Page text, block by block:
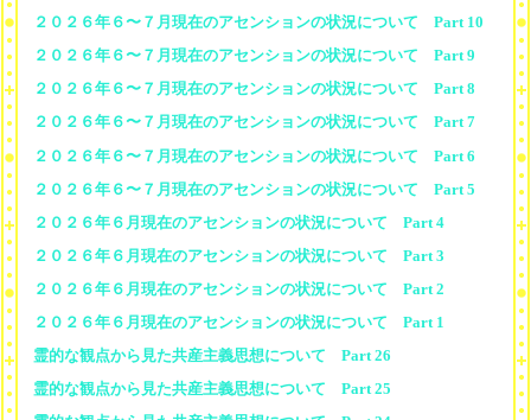
２０２６年６〜７月現在のアセンションの状況について Part 10
２０２６年６〜７月現在のアセンションの状況について Part 9
２０２６年６〜７月現在のアセンションの状況について Part 8
２０２６年６〜７月現在のアセンションの状況について Part 7
２０２６年６〜７月現在のアセンションの状況について Part 6
２０２６年６〜７月現在のアセンションの状況について Part 5
２０２６年６月現在のアセンションの状況について Part 4
２０２６年６月現在のアセンションの状況について Part 3
２０２６年６月現在のアセンションの状況について Part 2
２０２６年６月現在のアセンションの状況について Part 1
霊的な観点から見た共産主義思想について Part 26
霊的な観点から見た共産主義思想について Part 25